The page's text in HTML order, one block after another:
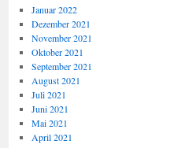
Januar 2022
Dezember 2021
November 2021
Oktober 2021
September 2021
August 2021
Juli 2021
Juni 2021
Mai 2021
April 2021